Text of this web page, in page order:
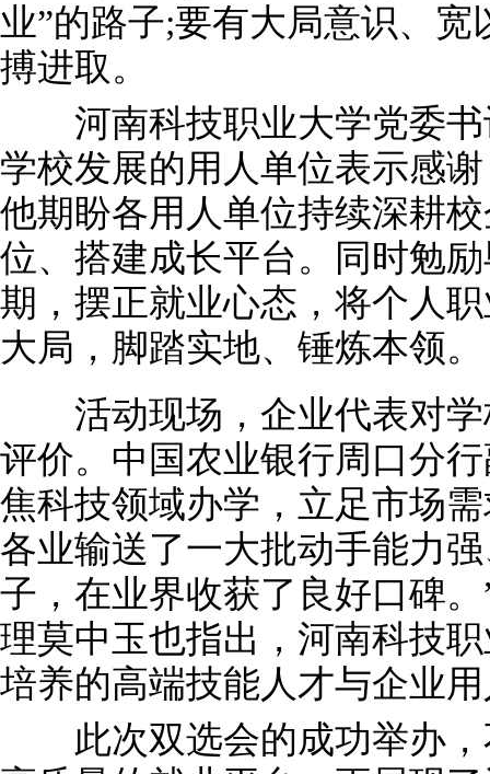
业”的路子;要有大局意识、
搏进取。
河南科技职业大学党委书
学校发展的用人单位表示感
他期盼各用人单位持续深耕
位、搭建成长平台。同时勉
期，摆正就业心态，将个人
大局，脚踏实地、锤炼本领。
活动现场，企业代表对学
评价。中国农业银行周口分
焦科技领域办学，立足市场
各业输送了一大批动手能力
子，在业界收获了良好口碑
理莫中玉也指出，河南科技
培养的高端技能人才与企业
此次双选会的成功举办，